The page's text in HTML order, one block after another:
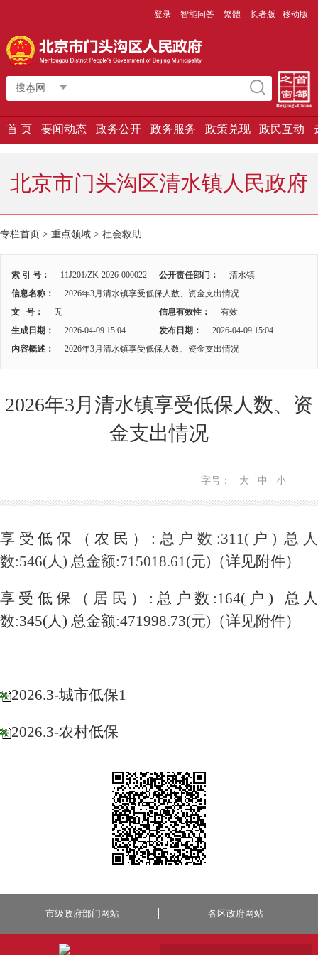
登录 智能问答 繁體 长者版 移动版
搜本网
首 页 要闻动态 政务公开 政务服务 政策兑现 政民互动
北京市门头沟区清水镇人民政府
专栏首页 > 重点领域 > 社会救助
索 引 号： 11J201/ZK-2026-000022 公开责任部门：
清水镇
信息名称：
2026年3月清水镇享受低保人数、资金支出情况
文 号：
无 信息有效性：
有效
生成日期：
2026-04-09 15:04 发布日期：
2026-04-09 15:04
内容概述：
2026年3月清水镇享受低保人数、资金支出情况
2026年3月清水镇享受低保人数、资
金支出情况
字号： 大 中 小
享受低保（农民） : 总户数:311(户) 总人
数:546(人) 总金额:715018.61(元) （详见附件）
享受低保（居民） :总户数:164(户) 总人
数:345(人) 总金额:471998.73(元) （详见附件）
2026.3-城市低保1
2026.3-农村低保
市级政府部门网站 各区政府网站